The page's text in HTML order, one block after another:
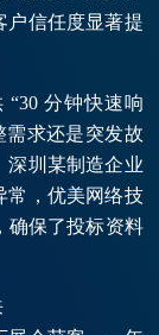
户信任度显著提
分钟快速响
需求还是突发故
深圳某制造企业
常，优美网络技
确保了投标资料